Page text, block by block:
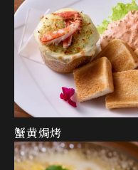
蟹黄焗烤